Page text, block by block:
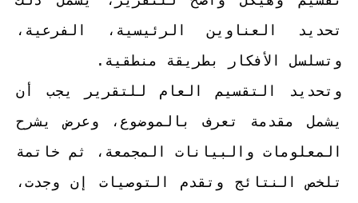
تحديد العناوين الرئيسية، الفرعية،
وتسلسل الأفكار بطريقة منطقية.
وتحديد التقسيم العام للتقرير يجب أن
يشمل مقدمة تعرف بالموضوع، وعرض يشرح
المعلومات والبيانات المجمعة، ثم خاتمة
تلخص النتائج وتقدم التوصيات إن وجدت،